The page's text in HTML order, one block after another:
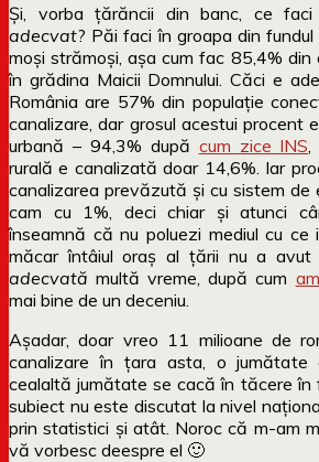
Și, vorba țărăncii din banc, ce
adecvat? Păi faci în groapa din
moși strămoși, așa cum fac 85,4% din
în grădina Maicii Domnului. Căci e
România are 57% din populație
canalizare, dar grosul acestui procent
urbană – 94,3% după cum zice INS
rurală e canalizată doar 14,6%. Iar
canalizarea prevăzută și cu sistem de
cam cu 1%, deci chiar și atunci
înseamnă că nu poluezi mediul cu ce
măcar întâiul oraș al țării nu a
adecvată multă vreme, după cum
mai bine de un deceniu.
Așadar, doar vreo 11 milioane de
canalizare în țara asta, o
cealaltă jumătate se cacă în tăcere în
subiect nu este discutat la nivel
prin statistici și atât. Noroc că m-am
vă vorbesc deespre el 🙂